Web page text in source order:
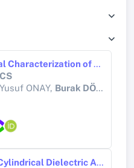
Experimental Characterization of a 3D-Printed Conformal Array Antenna for 2.4 GHz WiFi Backscatter
ONAY, Burak DÖKMETAŞ
3D-Printed Cylindrical Dielectric Antenna Optimized Using Honey Bee Mating Optimization